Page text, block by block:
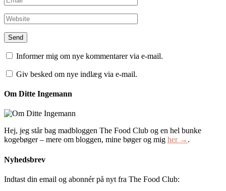
Informer mig om nye kommentarer via e-mail.
Giv besked om nye indlæg via e-mail.
Om Ditte Ingemann
Hej, jeg står bag madbloggen The Food Club og en hel bunke
kogebøger – mere om bloggen, mine bøger og mig her → .
Nyhedsbrev
Indtast din email og abonnér på nyt fra The Food Club: